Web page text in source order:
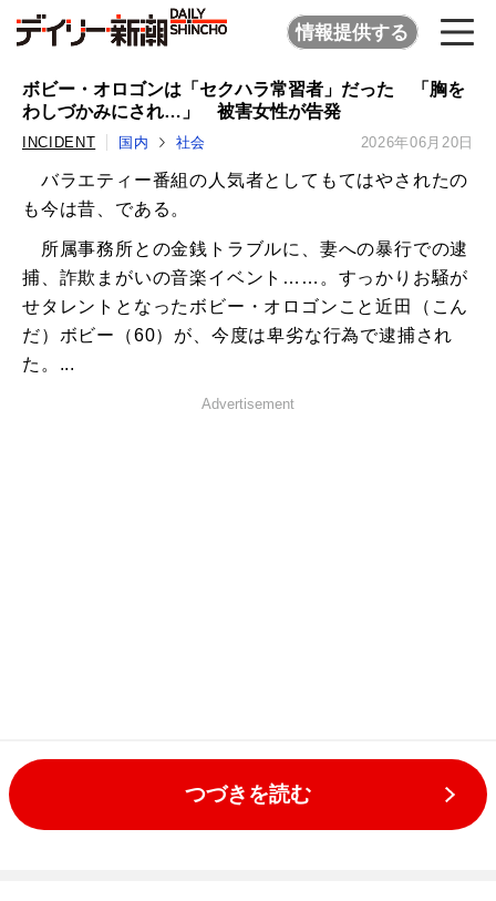
情報提供する
ボビー・オロゴンは「セクハラ常習者」だった 「胸を
わしづかみにされ…」 被害女性が告発
INCIDENT 国内 社会 2026年06月20日
バラエティー番組の人気者としてもてはやされたの
も今は昔、である。
所属事務所との金銭トラブルに、妻への暴行での逮
捕、詐欺まがいの音楽イベント……。すっかりお騒が
せタレントとなったボビー・オロゴンこと近田（こん
だ）ボビー（60）が、今度は卑劣な行為で逮捕され
た。...
Advertisement
つづきを読む